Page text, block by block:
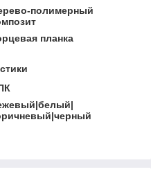
полимерный
планка